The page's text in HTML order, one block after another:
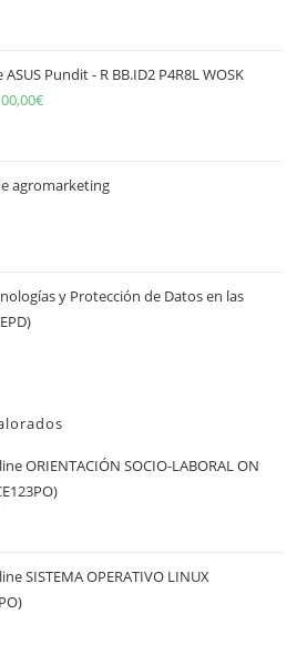
Pundit - R BB.ID2 P4R8L WOSK
€
es:
agromarketing
y Protección de Datos en las
ORIENTACIÓN SOCIO-LABORAL ON
SISTEMA OPERATIVO LINUX